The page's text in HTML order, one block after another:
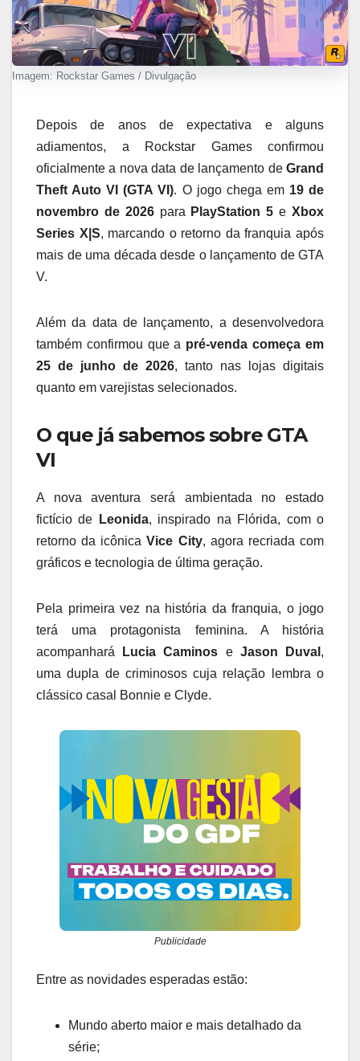
Imagem: Rockstar Games / Divulgação
Depois de anos de expectativa e alguns
adiamentos, a Rockstar Games confirmou
oficialmente a nova data de lançamento de Grand
Theft Auto VI (GTA VI). O jogo chega em 19 de
novembro de 2026para PlayStation 5 eXbox
Series X|S, marcando o retorno da franquia após
mais de uma década desde o lançamento de GTA
V.
Além da data de lançamento, a desenvolvedora
também confirmou que a pré-venda começa em
25 de junho de 2026, tanto nas lojas digitais
quanto em varejistas selecionados.
O que já sabemos sobre GTA
VI
A nova aventura será ambientada no estado
fictício de
Leonida, inspirado na Flórida, com o
retorno da icônicaVice City, agora recriada com
gráficos e tecnologia de última geração.
Pela primeira vez na história da franquia, o jogo
terá uma protagonista feminina. A história
acompanhará
Lucia Caminos e Jason Duval ,
uma dupla de criminosos cuja relação lembra o
clássico casal Bonnie e Clyde.
Publicidade
Entre as novidades esperadas estão:
Mundo aberto maior e mais detalhado da
série;